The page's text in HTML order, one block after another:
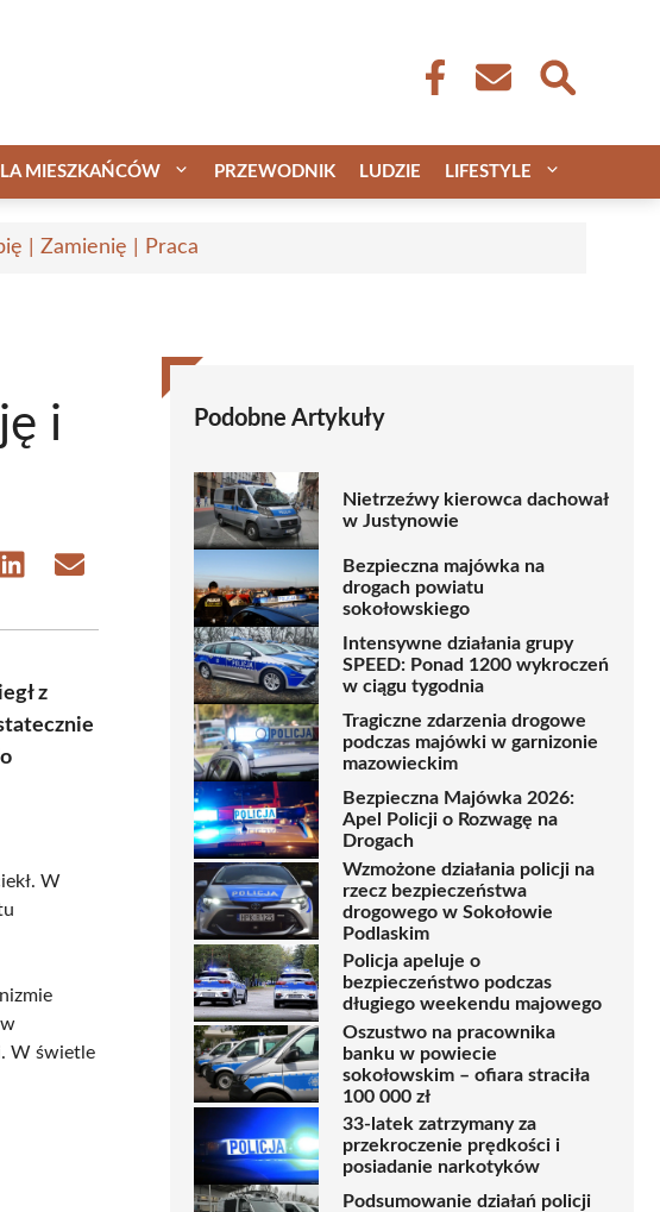
MIESZKAŃCÓW PRZEWODNIK LUDZIE LIFESTYLE
| Zamienię | Praca
i
Share Share
z
W
W świetle
Podobne Artykuły
Nietrzeźwy kierowca dachował
w Justynowie
Bezpieczna majówka na
drogach powiatu
sokołowskiego
Intensywne działania grupy
SPEED: Ponad 1200 wykroczeń
w ciągu tygodnia
Tragiczne zdarzenia drogowe
podczas majówki w garnizonie
mazowieckim
Bezpieczna Majówka 2026:
Apel Policji o Rozwagę na
Drogach
Wzmożone działania policji na
rzecz bezpieczeństwa
drogowego w Sokołowie
Podlaskim
Policja apeluje o
bezpieczeństwo podczas
długiego weekendu majowego
Oszustwo na pracownika
banku w powiecie
sokołowskim – ofiara straciła
100 000 zł
33-latek zatrzymany za
przekroczenie prędkości i
posiadanie narkotyków
Podsumowanie działań policji